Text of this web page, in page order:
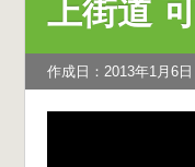
上街道
作成日：2013年1月6日